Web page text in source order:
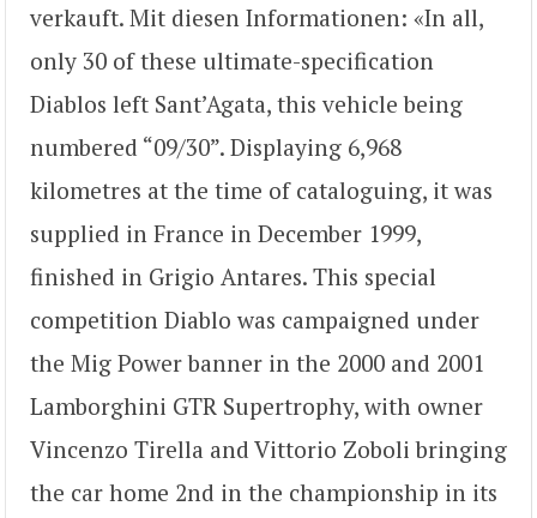
verkauft. Mit diesen Informationen: «In all,
only 30 of these ultimate-specification
Diablos left Sant’Agata, this vehicle being
numbered “09/30”. Displaying 6,968
kilometres at the time of cataloguing, it was
supplied in France in December 1999,
finished in Grigio Antares. This special
competition Diablo was campaigned under
the Mig Power banner in the 2000 and 2001
Lamborghini GTR Supertrophy, with owner
Vincenzo Tirella and Vittorio Zoboli bringing
the car home 2nd in the championship in its